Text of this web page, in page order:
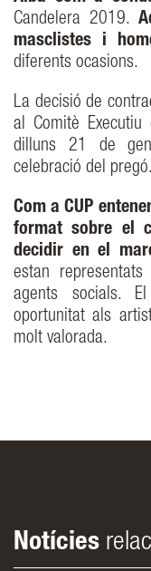
Candelera 2019.
masclistes i
diferents ocasions.
La decisió de
al Comitè
dilluns 21 de
celebració del pregó.
Com a CUP
format sobre el
decidir en el
estan
agents socials.
oportunitat als
molt valorada.
Notícies